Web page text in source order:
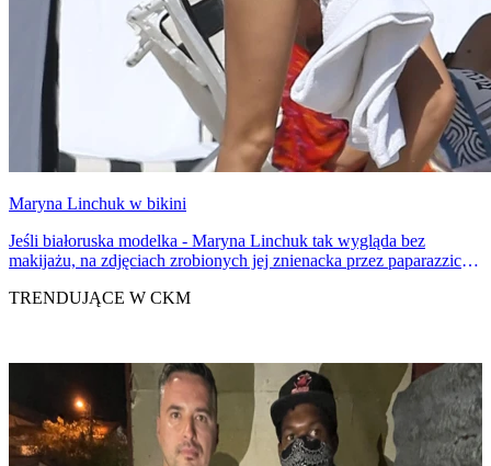
Maryna Linchuk w bikini
Jeśli białoruska modelka - Maryna Linchuk tak wygląda bez
makijażu, na zdjęciach zrobionych jej znienacka przez paparazzich,
TRENDUJĄCE W CKM